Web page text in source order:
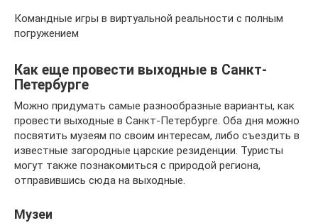
Командные игры в виртуальной реальности с полным
погружением
Как еще провести выходные в Санкт-
Петербурге
Можно придумать самые разнообразные варианты, как
провести выходные в Санкт-Петербурге. Оба дня можно
посвятить музеям по своим интересам, либо съездить в
известные загородные царские резиденции. Туристы
могут также познакомиться с природой региона,
отправившись сюда на выходные.
Музеи